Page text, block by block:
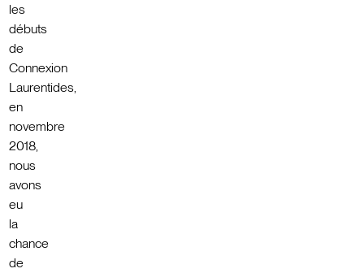
les
débuts
de
Connexion
Laurentides,
en
novembre
2018,
nous
avons
eu
la
chance
de